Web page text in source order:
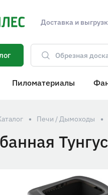
Доставка и
Пиломатериалы
Печи / Дымоходы